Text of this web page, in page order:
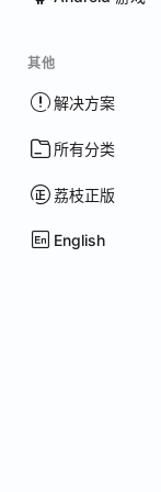
其他
解决方案
所有分类
荔枝正版
English